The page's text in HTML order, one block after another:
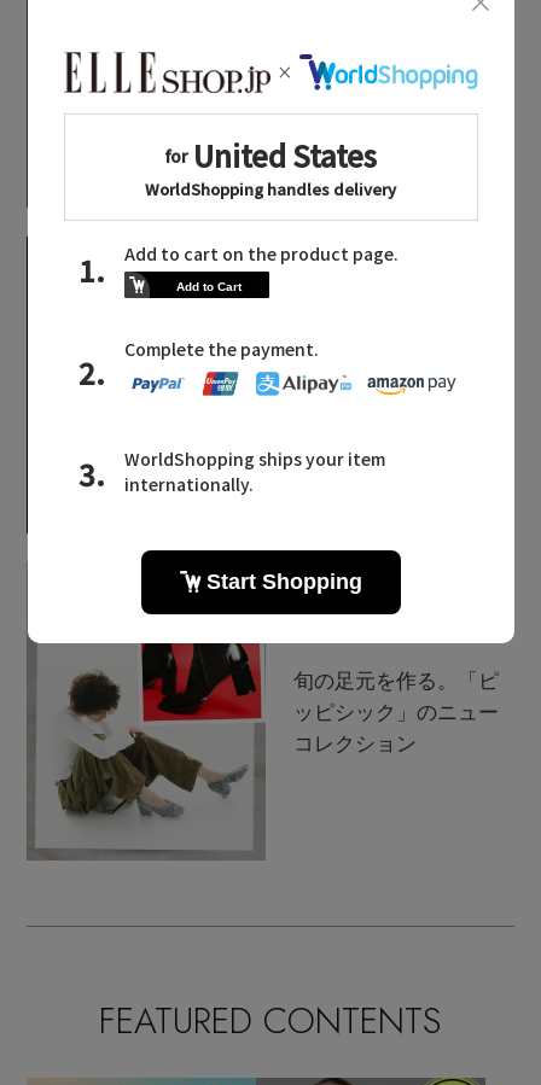
Stay inthe Loop
ELLE SHOP 公式アプリ
ン」で更新するプレッ
ピー・スタイル
足もとからシックを纏
う。「ネブローニ」の
旬の足元を作る。「ピ
ッピシック」のニュー
コレクション
FEATURED CONTENTS